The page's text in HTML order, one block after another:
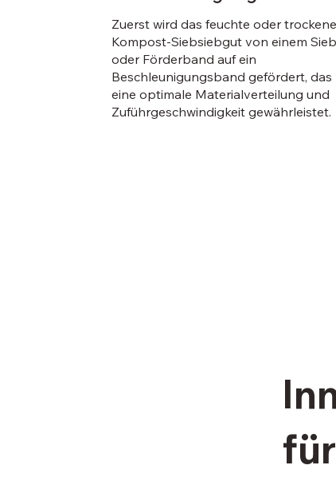
Zuerst wird das feuchte oder trockene
Kompost-Siebsiebgut von einem Sieb
oder Förderband auf ein
Beschleunigungsband gefördert, das
eine optimale Materialverteilung und
Zuführgeschwindigkeit gewährleistet.